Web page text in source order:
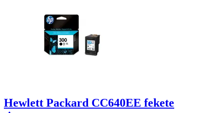
Hewlett Packard CC640EE fekete